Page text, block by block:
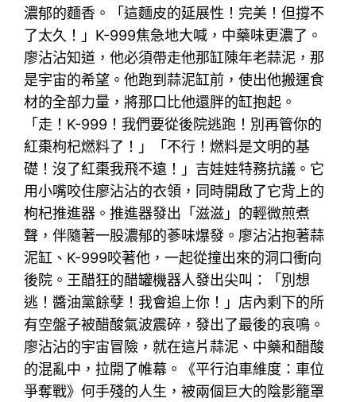
濃郁的麵香。「這麵皮的延展性！完美！但撐不
了太久！」K-999焦急地大喊，中藥味更濃了。
廖沾沾知道，他必須帶走他那缸陳年老蒜泥，那
是宇宙的希望。他跑到蒜泥缸前，使出他搬運食
材的全部力量，將那口比他還胖的缸抱起。
「走！K-999！我們要從後院逃跑！別再管你的
紅棗枸杞燃料了！」「不行！燃料是文明的基
礎！沒了紅棗我飛不遠！」吉娃娃特務抗議。它
用小嘴咬住廖沾沾的衣領，同時開啟了它背上的
枸杞推進器。推進器發出「滋滋」的輕微煎煮
聲，伴隨著一股濃郁的蔘味爆發。廖沾沾抱著蒜
泥缸、K-999咬著他，一起從撞出來的洞口衝向
後院。王醋狂的醋罐機器人發出尖叫：「別想
逃！醬油黨餘孽！我會追上你！」店內剩下的所
有空盤子被醋酸氣波震碎，發出了最後的哀鳴。
廖沾沾的宇宙冒險，就在這片蒜泥、中藥和醋酸
的混亂中，拉開了帷幕。《平行泊車維度：車位
爭奪戰》何手殘的人生，被兩個巨大的陰影籠罩